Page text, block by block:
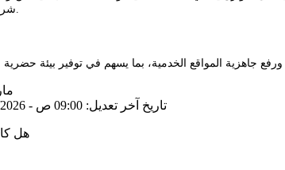
شريحة ممكنة من المستفيدين.
ورفع جاهزية المواقع الخدمية، بما يسهم في توفير بيئة
18
تاريخ آخر تعديل: 09:00 ص - 08/03/2026 بتوقيت السعودية
هل